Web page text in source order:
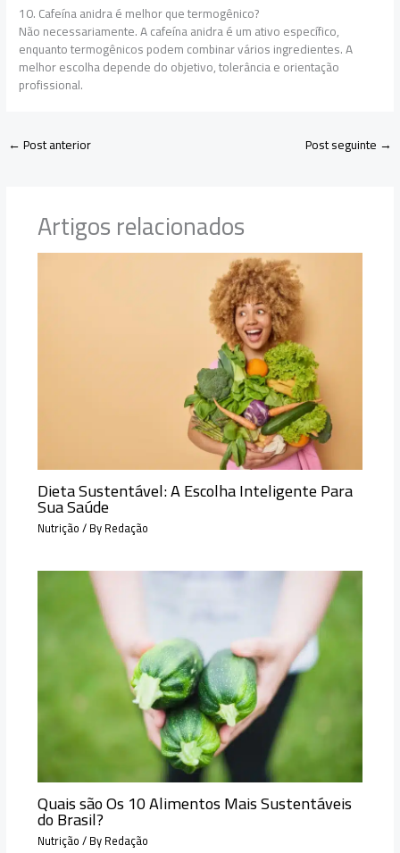
10. Cafeína anidra é melhor que termogênico?
Não necessariamente. A cafeína anidra é um ativo específico,
enquanto termogênicos podem combinar vários ingredientes. A
melhor escolha depende do objetivo, tolerância e orientação
profissional.
←Post anterior Post seguinte →
Artigos relacionados
Dieta Sustentável: A Escolha Inteligente Para
Sua Saúde
Nutrição/ ByRedação
Quais são Os 10 Alimentos Mais Sustentáveis
do Brasil?
Nutrição/ ByRedação